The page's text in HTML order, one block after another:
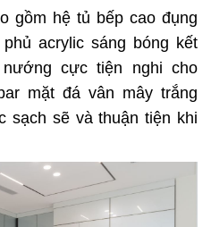
gồm hệ tủ bếp cao đụng
acrylic sáng bóng kết
cực tiện nghi cho
mặt đá vân mây trắng
sạch sẽ và thuận tiện khi